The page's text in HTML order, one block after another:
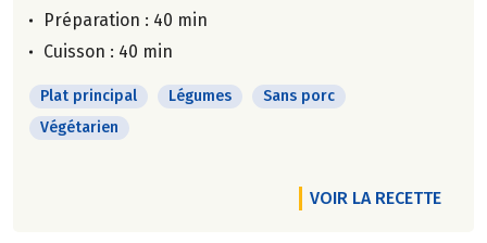
Préparation : 40 min
Cuisson : 40 min
Plat principal Légumes
Sans porc
Végétarien
VOIR LA RECETTE